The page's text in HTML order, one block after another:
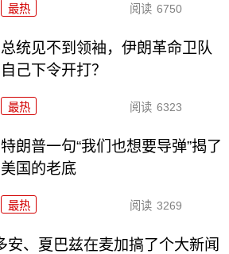
最热 阅读 6750
总统见不到领袖，伊朗革命卫队
自己下令开打？
最热 阅读 6323
特朗普一句“我们也想要导弹”揭了
美国的老底
最热 阅读 3269
安、夏巴兹在麦加搞了个大新闻